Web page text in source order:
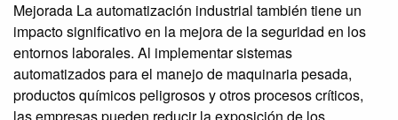
Mejorada La automatización industrial también tiene un
impacto significativo en la mejora de la seguridad en los
entornos laborales. Al implementar sistemas
automatizados para el manejo de maquinaria pesada,
productos químicos peligrosos y otros procesos críticos,
las empresas pueden reducir la exposición de los